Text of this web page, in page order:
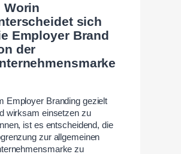
Worin
sich
Employer Brand
der
Employer Branding gezielt
wirksam einsetzen zu
ist es entscheidend, die
zur allgemeinen
zu